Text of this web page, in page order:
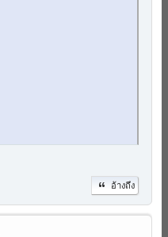
อ้างถึง